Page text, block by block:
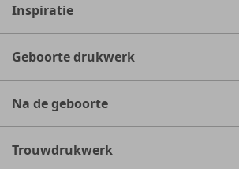
Inspiratie
Geboorte drukwerk
Na de geboorte
Trouwdrukwerk